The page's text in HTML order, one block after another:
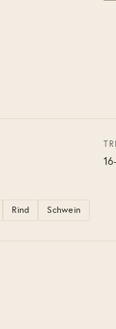
Rind Schwein